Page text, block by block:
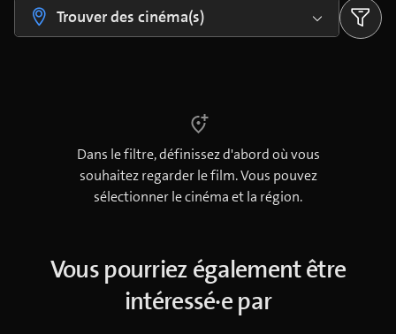
Trouver des cinéma(s)
Dans le filtre, définissez d'abord où vous
souhaitez regarder le film. Vous pouvez
sélectionner le cinéma et la région.
Vous pourriez également être
intéressé·e par